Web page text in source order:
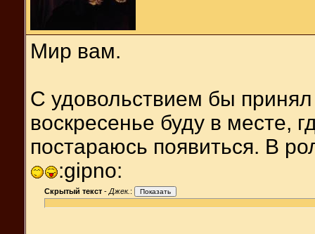
Мир вам.
С удовольствием бы
воскресенье буду в месте,
постараюсь появиться. В
:gipno:
Скрытый текст - Джек. :